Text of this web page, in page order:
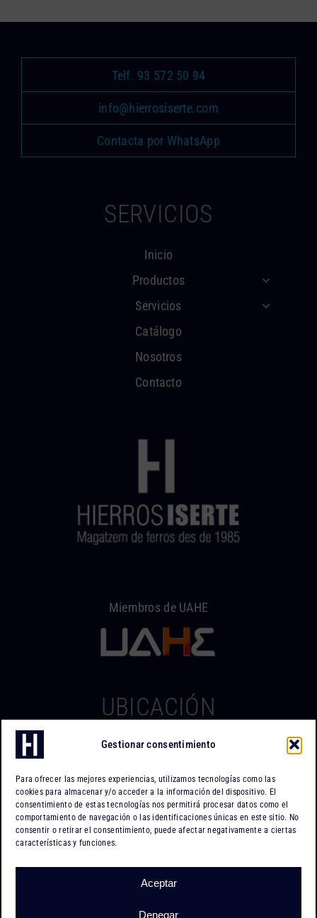
Gestionar consentimiento
Para ofrecer las mejores experiencias, utilizamos tecnologías como las
cookies para almacenar y/o acceder a la información del dispositivo. El
consentimiento de estas tecnologías nos permitirá procesar datos como el
comportamiento de navegación o las identificaciones únicas en este sitio. No
consentir o retirar el consentimiento, puede afectar negativamente a ciertas
características y funciones.
Aceptar
Denegar
Telf. 93 572 50 94
info@hierrosiserte.com
Contacta por WhatsApp
SERVICIOS
Inicio
Productos
Servicios
Catálogo
Nosotros
Contacto
Miembros de UAHE
UBICACIÓN
Hierros Iserte
Po. Ind. Can Tapiola
08110 Montcada i Reixac
Barcelona